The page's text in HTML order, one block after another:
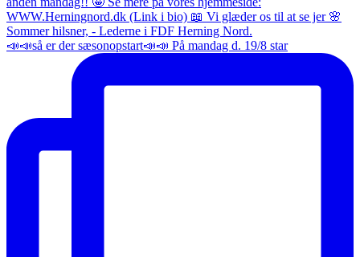
📣📣så er der sæsonopstart📣📣 På mandag d. 19/8 star